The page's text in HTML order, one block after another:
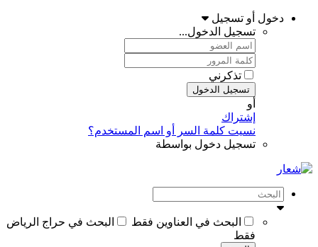
دخول أو تسجيل
تسجيل الدخول...
تذكرني
تسجيل الدخول
أو
إشتراك
نسيت كلمة السر أو اسم المستخدم؟
تسجيل دخول بواسطة
البحث في العناوين فقط
البحث في حراج الرياض
فقط